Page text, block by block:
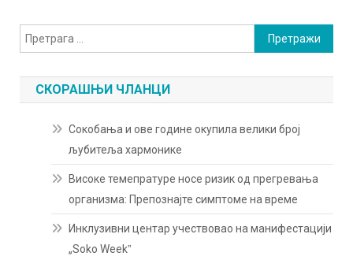
Претрага
за:
СКОРАШЊИ ЧЛАНЦИ
Сокобања и ове године окупила велики број
љубитеља хармонике
Високе темепратуре носе ризик од прегревања
организма: Препознајте симптоме на време
Инклузивни центар учествовао на манифестацији
„Soko Weekˮ